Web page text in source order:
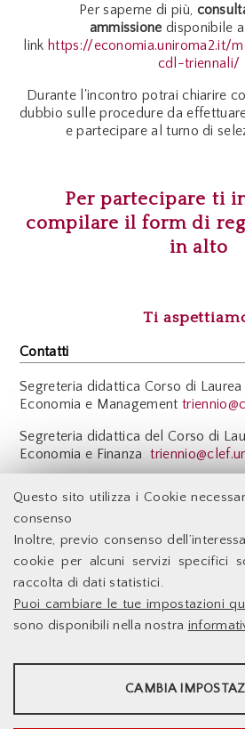
Questo sito utilizza i Cookie
consenso
Inoltre, previo consenso
cookie per alcuni servizi specifici
raccolta di dati statistici.
Puoi cambiare le tue impostazioni
sono disponibili nella nostra
STATISTICHE
CAMBIA
Per saperne di più,
ammissione disponibile
link https://economia.uniroma2.it/
cdl-triennali/
Durante l'incontro potrai chiarire
dubbio sulle procedure da
e partecipare al turno di
Per partecipare ti
compilare il form di
in alto
Ti
Contatti
Segreteria didattica Corso di Laurea
Economia e Management
Segreteria didattica del Corso di
Economia e Finanza
Back
Facoltà di Economia - Università
Accessibilità
Dove Siamo
Docenti
Via